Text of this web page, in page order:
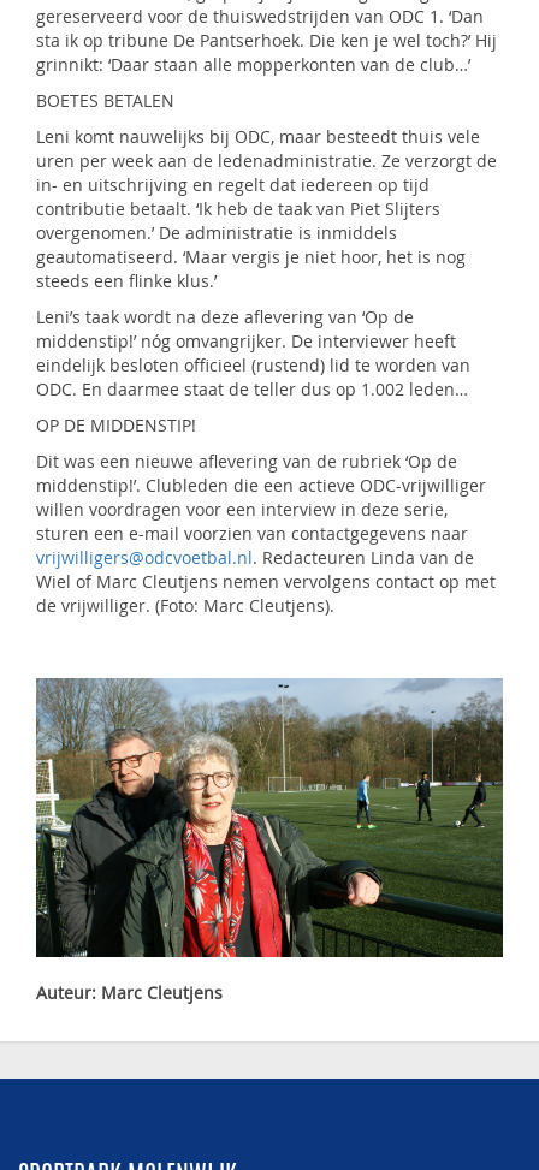
gereserveerd voor de thuiswedstrijden van ODC 1. ‘Dan
sta ik op tribune De Pantserhoek. Die ken je wel toch?’ Hij
grinnikt: ‘Daar staan alle mopperkonten van de club…’
BOETES BETALEN
Leni komt nauwelijks bij ODC, maar besteedt thuis vele
uren per week aan de ledenadministratie. Ze verzorgt de
in- en uitschrijving en regelt dat iedereen op tijd
contributie betaalt. ‘Ik heb de taak van Piet Slijters
overgenomen.’ De administratie is inmiddels
geautomatiseerd. ‘Maar vergis je niet hoor, het is nog
steeds een flinke klus.’
Leni’s taak wordt na deze aflevering van ‘Op de
middenstip!’ nóg omvangrijker. De interviewer heeft
eindelijk besloten officieel (rustend) lid te worden van
ODC. En daarmee staat de teller dus op 1.002 leden…
OP DE MIDDENSTIP!
Dit was een nieuwe aflevering van de rubriek ‘Op de
middenstip!’. Clubleden die een actieve ODC-vrijwilliger
willen voordragen voor een interview in deze serie,
sturen een e-mail voorzien van contactgegevens naar
vrijwilligers@odcvoetbal.nl. Redacteuren Linda van de
Wiel of Marc Cleutjens nemen vervolgens contact op met
de vrijwilliger. (Foto: Marc Cleutjens).
Auteur: Marc Cleutjens